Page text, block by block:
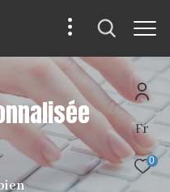
Fr
0
nnalisée